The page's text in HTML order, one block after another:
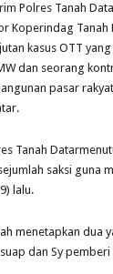
Polres Tanah
Koperindag Tanah
kasus OTT
dan seorang
pasar
Tanah
saksi guna
lalu.
menetapkan dua
dan Sy pemberi